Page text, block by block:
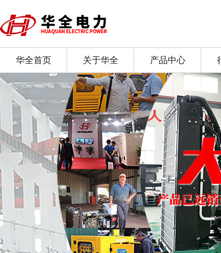
华全首页 关于华全 产品中心